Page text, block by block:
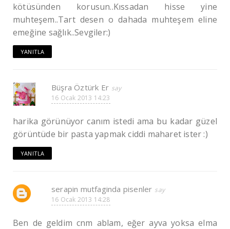
kötüsünden korusun..Kıssadan hisse yine
muhteşem..Tart desen o dahada muhteşem eline
emeğine sağlık..Sevgiler:)
YANITLA
Büşra Öztürk Er
16 Ocak 2013 14:23
harika görünüyor canım istedi ama bu kadar güzel
görüntüde bir pasta yapmak ciddi maharet ister :)
YANITLA
serapin mutfaginda pisenler
16 Ocak 2013 14:28
Ben de geldim cnm ablam, eğer ayva yoksa elma